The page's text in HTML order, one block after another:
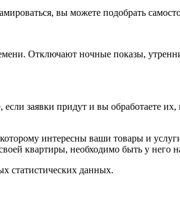
вы можете подобрать
Отключают ночные показы,
заявки придут и вы обработаете их,
интересны ваши товары и
квартиры, необходимо быть у него
статистических данных.